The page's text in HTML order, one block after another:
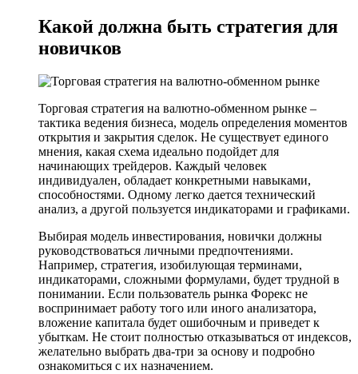
Какой должна быть стратегия для
новичков
Торговая стратегия на валютно-обменном рынке –
тактика ведения бизнеса, модель определения моментов
открытия и закрытия сделок. Не существует единого
мнения, какая схема идеально подойдет для
начинающих трейдеров. Каждый человек
индивидуален, обладает конкретными навыками,
способностями. Одному легко дается технический
анализ, а другой пользуется индикаторами и графиками.
Выбирая модель инвестирования, новички должны
руководствоваться личными предпочтениями.
Например, стратегия, изобилующая терминами,
индикаторами, сложными формулами, будет трудной в
понимании. Если пользователь рынка Форекс не
воспринимает работу того или иного анализатора,
вложение капитала будет ошибочным и приведет к
убыткам. Не стоит полностью отказываться от индексов,
желательно выбрать два-три за основу и подробно
ознакомиться с их назначением.